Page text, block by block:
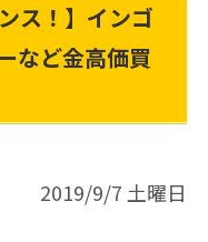
ス！】インゴ
など金高価買
2019/9/7 土曜日